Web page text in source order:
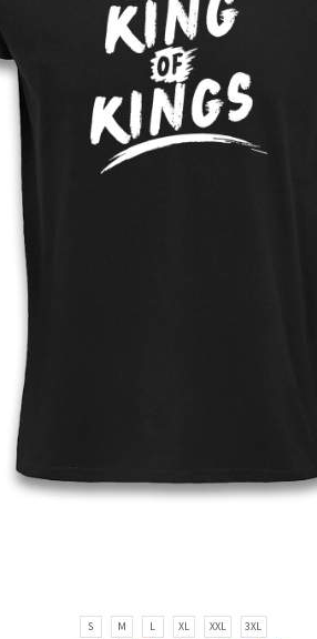
S M L XL XXL 3XL